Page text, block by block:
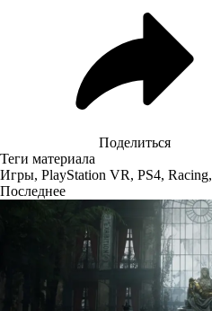
Поделиться
Теги материала
Игры, PlayStation VR, PS4, Racing,
Последнее